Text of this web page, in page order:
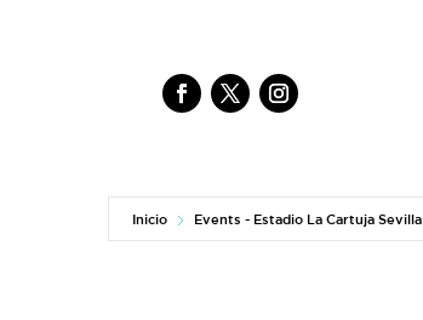
Inicio Events - Estadio La Cartuja Sevilla